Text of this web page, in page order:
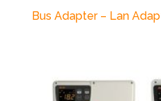
Bus Adapter – Lan